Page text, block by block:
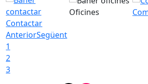
Contactar
Oficines
AnteriorSegüent
1
2
3